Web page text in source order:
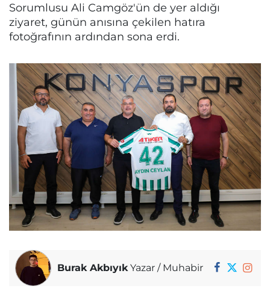
Sorumlusu Ali Camgöz'ün de yer aldığı
ziyaret, günün anısına çekilen hatıra
fotoğrafının ardından sona erdi.
Burak AkbıyıkYazar / Muhabir